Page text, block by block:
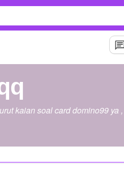
kaian soal card domino99 ya